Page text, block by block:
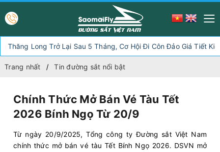
Long Trở Lại Sau 5 Tháng, Cơ Hội Đi Côn Đảo Giá Tiết Kiệm
Trang nhất Tin đường sắt nổi bật
Chính Thức Mở Bán Vé Tàu Tết
2026 Bính Ngọ Từ 20/9
Từ ngày 20/9/2025, Tổng công ty Đường sắt Việt Nam
chính thức mở bán vé tàu Tết Bính Ngọ 2026. DSVN mở